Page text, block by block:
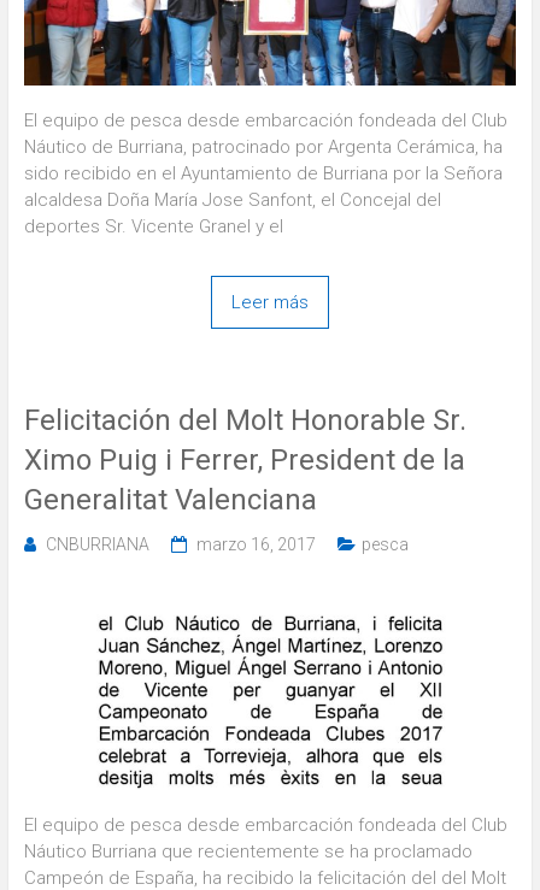
El equipo de pesca desde embarcación fondeada del Club
Náutico de Burriana, patrocinado por Argenta Cerámica, ha
sido recibido en el Ayuntamiento de Burriana por la Señora
alcaldesa Doña María Jose Sanfont, el Concejal del
deportes Sr. Vicente Granel y el
Leer más
Felicitación del Molt Honorable Sr.
Ximo Puig i Ferrer, President de la
Generalitat Valenciana
CNBURRIANA marzo 16, 2017 pesca
El equipo de pesca desde embarcación fondeada del Club
Náutico Burriana que recientemente se ha proclamado
Campeón de España, ha recibido la felicitación del del Molt